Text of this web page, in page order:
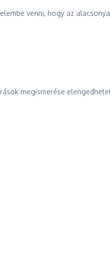
venni, hogy az
megismerése